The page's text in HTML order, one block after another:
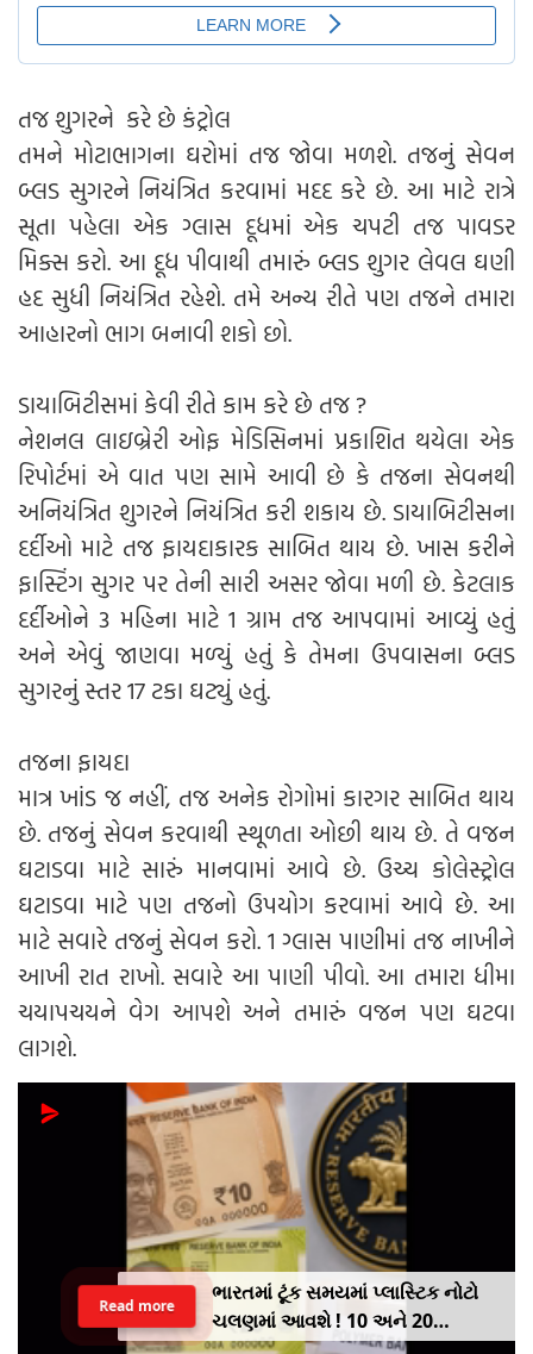
તજ શુગરને કરે છે કંટ્રોલ
તમને મોટાભાગના ઘરોમાં તજ જોવા મળશે. તજનું સેવન
બ્લડ સુગરને નિયંત્રિત કરવામાં મદદ કરે છે. આ માટે રાત્રે
સૂતા પહેલા એક ગ્લાસ દૂધમાં એક ચપટી તજ પાવડર
મિક્સ કરો. આ દૂધ પીવાથી તમારું બ્લડ શુગર લેવલ ઘણી
હદ સુધી નિયંત્રિત રહેશે. તમે અન્ય રીતે પણ તજને તમારા
આહારનો ભાગ બનાવી શકો છો.
ડાયાબિટીસમાં કેવી રીતે કામ કરે છે તજ ?
નેશનલ લાઇબ્રેરી ઓફ મેડિસિનમાં પ્રકાશિત થયેલા એક
રિપોર્ટમાં એ વાત પણ સામે આવી છે કે તજના સેવનથી
અનિયંત્રિત શુગરને નિયંત્રિત કરી શકાય છે. ડાયાબિટીસના
દર્દીઓ માટે તજ ફાયદાકારક સાબિત થાય છે. ખાસ કરીને
ફાસ્ટિંગ સુગર પર તેની સારી અસર જોવા મળી છે. કેટલાક
દર્દીઓને 3 મહિના માટે 1 ગ્રામ તજ આપવામાં આવ્યું હતું
અને એવું જાણવા મળ્યું હતું કે તેમના ઉપવાસના બ્લડ
સુગરનું સ્તર 17 ટકા ઘટ્યું હતું.
તજના ફાયદા
માત્ર ખાંડ જ નહીં, તજ અનેક રોગોમાં કારગર સાબિત થાય
છે. તજનું સેવન કરવાથી સ્થૂળતા ઓછી થાય છે. તે વજન
ઘટાડવા માટે સારું માનવામાં આવે છે. ઉચ્ચ કોલેસ્ટ્રોલ
ઘટાડવા માટે પણ તજનો ઉપયોગ કરવામાં આવે છે. આ
માટે સવારે તજનું સેવન કરો. 1 ગ્લાસ પાણીમાં તજ નાખીને
આખી રાત રાખો. સવારે આ પાણી પીવો. આ તમારા ધીમા
ચયાપચયને વેગ આપશે અને તમારું વજન પણ ઘટવા
લાગશે.
ભારતમાં ટૂંક સમયમાં પ્લાસ્ટિક નોટો
ચલણમાં આવશે ! 10 અને 20
Read more